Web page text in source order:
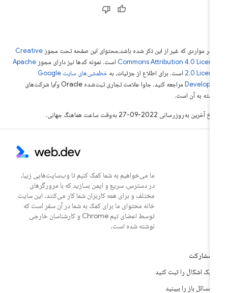
در مواردی که غیر از این ذکر شده باشد،‌محتوای این صفحه تحت مجوزCreative
Commons Attribution 4.0است. نمونه کدها نیز دارای مجوزApache
2.0است. برای اطلاع از جزئیات، به
خطمشی‌های سایت Google
مراجعه کنید. جاوا علامت تجاری ثبت‌شده Oracle و/یا شرکت‌های
به آن است.
آخرین به‌روزرسانی 2022-09-27 به‌وقت ساعت هماهنگ جهانی.
ما می‌خواهیم به شما کمک کنیم تا وب‌سایت‌هایی زیبا،
در دسترس، سریع و ایمن بسازید که با مرورگرهای
مختلف و برای همه کاربران شما کار می‌کنند. این سایت
خانه محتوای ما برای کمک به شما در آن سفر است که
توسط اعضای تیم Chrome و کارشناسان خارجی
نوشته شده است.
مشارکت
یک اشکال را ثبت کنید
مسائل باز را ببینید